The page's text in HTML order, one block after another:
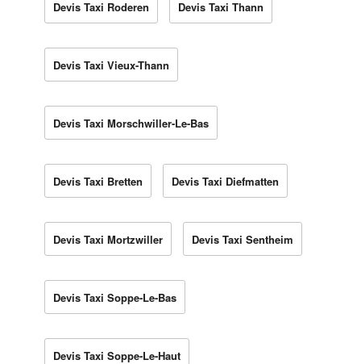
Devis Taxi Roderen Devis Taxi Thann
Devis Taxi Vieux-Thann
Devis Taxi Morschwiller-Le-Bas
Devis Taxi Bretten Devis Taxi Diefmatten
Devis Taxi Mortzwiller Devis Taxi Sentheim
Devis Taxi Soppe-Le-Bas
Devis Taxi Soppe-Le-Haut